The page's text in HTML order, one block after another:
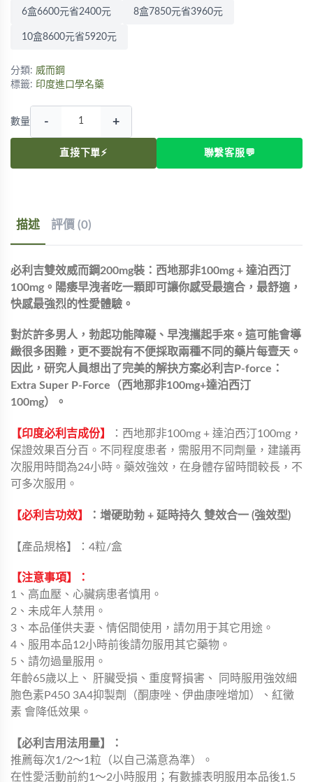
6盒6600元省2400元 8盒7850元省3960元
10盒8600元省5920元
分類: 威而鋼
標籤: 印度進口學名藥
數量 - +
直接下單⚡ 聯繫客服💬
描述 評價 (0)
必利吉雙效威而鋼200mg裝：西地那非100mg + 達泊西汀
100mg。陽痿早洩者吃一顆即可讓你感受最適合，最舒適，
快感最強烈的性愛體驗。
對於許多男人，勃起功能障礙、早洩攜起手來。這可能會導
緻很多困難，更不要說有不便採取兩種不同的藥片每壹天。
因此，研究人員想出了完美的解抉方案必利吉P-force：
Extra Super P-Force（西地那非100mg+達泊西汀
100mg）。
【印度必利吉成份】
：西地那非100mg + 達泊西汀100mg，
保證效果百分百。不同程度患者，需服用不同劑量，建議再
次服用時間為24小時。藥效強效，在身體存留時間較長，不
可多次服用。
【必利吉功效】 ：增硬助勃 + 延時持久 雙效合一 (強效型)
【產品規格】：4粒/盒
【注意事項】：
1、高血壓、心臟病患者慎用。
2、未成年人禁用。
3、本品僅供夫妻、情侶間使用，請勿用于其它用途。
4、服用本品12小時前後請勿服用其它藥物。
5、請勿過量服用。
年齡65歲以上、 肝臟受損、重度腎損害、 同時服用強效細
胞色素P450 3A4抑製劑（酮康唑、伊曲康唑增加）、紅黴
素 會降低效果。
【必利吉用法用量】：
推薦每次1/2～1粒（以自己滿意為準）。
在性愛活動前約1～2小時服用；有數據表明服用本品後1.5